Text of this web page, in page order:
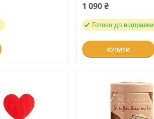
1 090 ₴
Готово до відправки
КУПИТИ